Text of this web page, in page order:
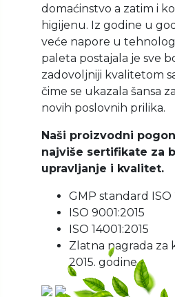
domaćinstvo a zatim i
higijenu. Iz godine u
veće napore u
paleta postajala je sve
zadovoljniji kvalitetom
čime se ukazala šansa
novih poslovnih prilika.
Naši proizvodni
najviše sertifikate za
upravljanje i kvalitet.
GMP standard ISO
ISO 9001:2015
ISO 14001:2015
Zlatna nagrada za
2015. godine